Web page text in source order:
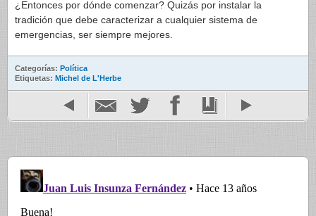
¿Entonces por dónde comenzar? Quizás por instalar la
tradición que debe caracterizar a cualquier sistema de
emergencias, ser siempre mejores.
Categorías: Política
Etiquetas: Michel de L'Herbe